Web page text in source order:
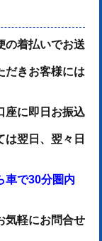
の着払いでお送
だきお客様には
座に即日お振込
翌日、翌々日
車で30分圏内
気軽にお問合せ